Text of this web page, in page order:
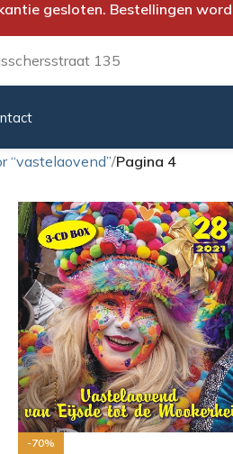
gesloten. Bestellingen
135
“vastelaovend”/Pagina 4
-70%